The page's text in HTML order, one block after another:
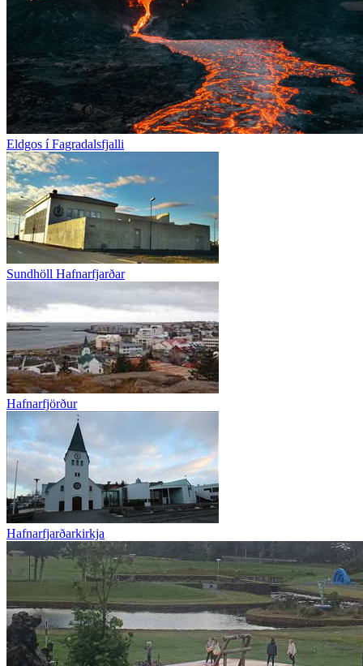
Eldgos í Fagradalsfjalli
Sundhöll Hafnarfjarðar
Hafnarfjörður
Hafnarfjarðarkirkja